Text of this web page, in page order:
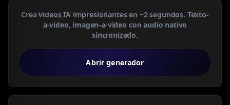
Crea videos IA impresionantes en ~2 segundos. Texto-
a-video, imagen-a-video con audio nativo
sincronizado.
Abrir generador